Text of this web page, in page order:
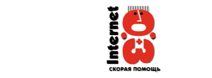
Internet
Скорая помощь